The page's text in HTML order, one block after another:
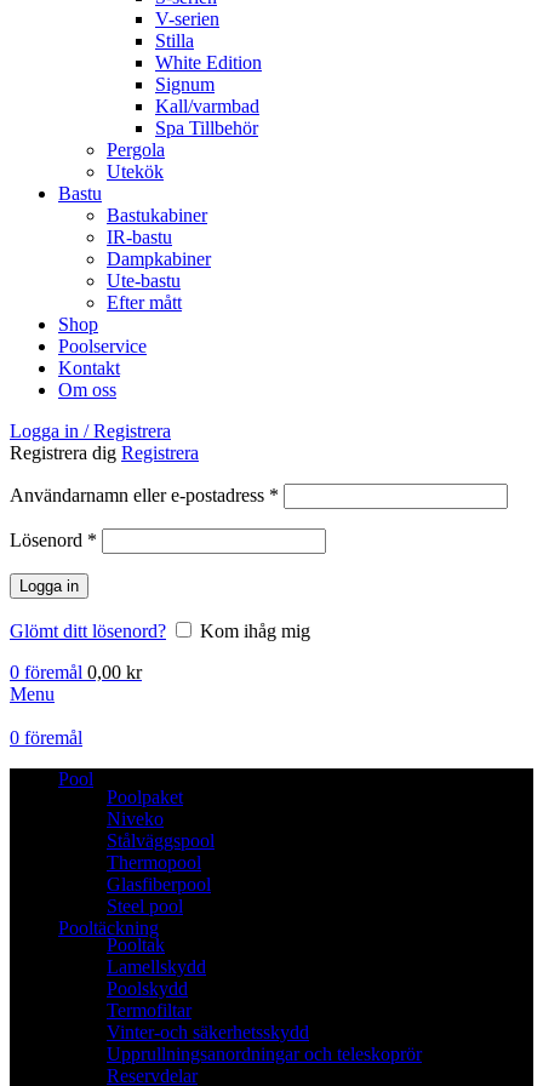
V-serien
Stilla
White Edition
Signum
Kall/varmbad
Spa Tillbehör
Pergola
Utekök
Bastu
Bastukabiner
IR-bastu
Dampkabiner
Ute-bastu
Efter mått
Shop
Poolservice
Kontakt
Om oss
Logga in / Registrera
Registrera dig Registrera
Användarnamn eller e-postadress *
Lösenord *
Logga in
Glömt ditt lösenord?
Kom ihåg mig
0 föremål 0,00 kr
Menu
0 föremål
Pool
Poolpaket
Niveko
Stålväggspool
Thermopool
Glasfiberpool
Steel pool
Pooltäckning
Pooltak
Lamellskydd
Poolskydd
Termofiltar
Vinter-och säkerhetsskydd
Upprullningsanordningar och teleskoprör
Reservdelar